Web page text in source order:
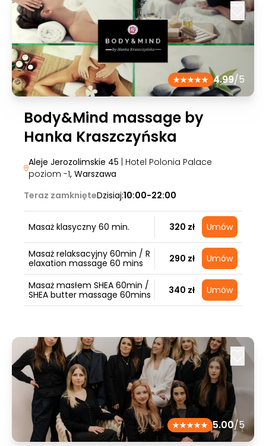
4.99/5
Body&Mind massage by
Hanka Kraszczyńska
Aleje Jerozolimskie 45 | Hotel Polonia Palace
poziom -1, Warszawa
Teraz zamknięteDzisiaj:10:00-22:00
Masaż klasyczny 60 min. 320 zł Umów
Masaż relaksacyjny 60min / R
elaxation massage 60 mins
290 zł Umów
Masaż masłem SHEA 60min /
SHEA butter massage 60mins
340 zł Umów
5.00/5